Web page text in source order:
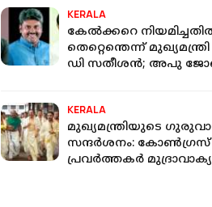
KERALA
കേൽക്കറെ
തെറ്റെന്തെന്ന് മുഖ്യമന്ത്രി
ഡി സതീശൻ; അപു
KERALA
മുഖ്യമന്ത്രിയുടെ
സന്ദർശനം: കോൺഗ്രസ്
പ്രവർത്തകർ